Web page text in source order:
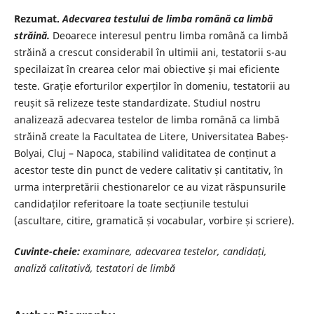
Rezumat. Adecvarea testului de limba română ca limbă
străină. Deoarece interesul pentru limba română ca limbă
străină a crescut considerabil în ultimii ani, testatorii s-au
specilaizat în crearea celor mai obiective și mai eficiente
teste. Grație eforturilor experților în domeniu, testatorii au
reușit să relizeze teste standardizate. Studiul nostru
analizează adecvarea testelor de limba română ca limbă
străină create la Facultatea de Litere, Universitatea Babeș-
Bolyai, Cluj – Napoca, stabilind validitatea de conținut a
acestor teste din punct de vedere calitativ și cantitativ, în
urma interpretării chestionarelor ce au vizat răspunsurile
candidaților referitoare la toate secțiunile testului
(ascultare, citire, gramatică și vocabular, vorbire și scriere).
Cuvinte-cheie: examinare, adecvarea testelor, candidați,
analiză calitativă, testatori de limbă